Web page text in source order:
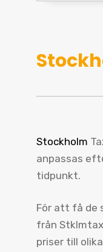
Stockholm
anpassas
tidpunkt.
För att få de
från
priser till